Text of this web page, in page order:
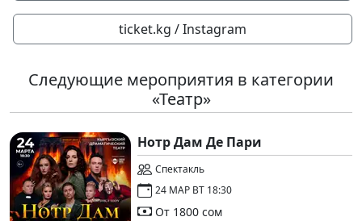
ticket.kg / Instagram
Следующие мероприятия в категории
«Театр»
Нотр Дам Де Пари
Спектакль
24 МАР ВТ 18:30
От 1800 сом